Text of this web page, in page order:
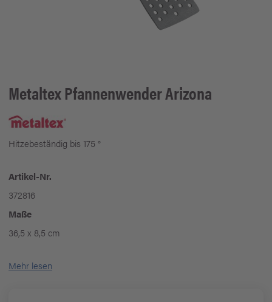
MetaltexPfannenwender Arizona
Hitzebeständig bis 175 °
Artikel-Nr.
372816
Maße
36,5 x 8,5 cm
Mehr lesen